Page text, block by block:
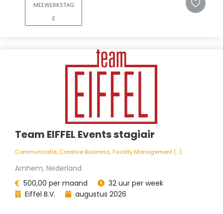
MEEWERKSTAG
E
Team EIFFEL Events stagiair
Communicatie, Creative Business, Facility Management (...)
Arnhem, Nederland
500,00 per maand
32 uur per week
Eiffel B.V.
augustus 2026